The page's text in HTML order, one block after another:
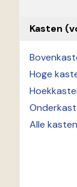
Kasten
Hoge
Alle kasten